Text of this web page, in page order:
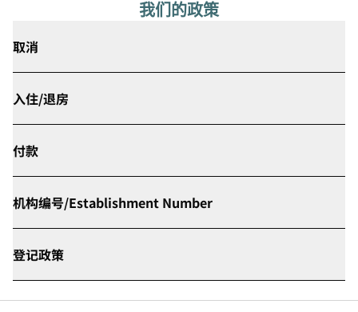
我们的政策
取消
入住/退房
付款
机构编号/Establishment Number
登记政策